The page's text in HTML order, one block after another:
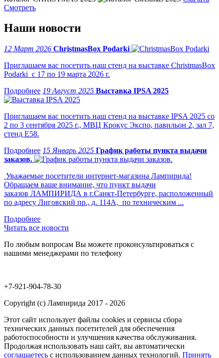
Смотреть
Наши новости
12 Март 2026 ChristmasBox Podarki
Приглашаем вас посетить наш стенд на выставке ChristmasBox
Podarki с 17 по 19 марта 2026 г.
19 Август 2025 Выставка IPSA 2025
Приглашаем вас посетить наш стенд на выставке IPSA 2025 со
2 по 3 сентября 2025 г., МВЦ Крокус Экспо, павильон 2, зал 7,
стенд Е58.
15 Январь 2025 График работы пункта выдачи
заказов.
Уважаемые посетители интернет-магазина Лампирида!
Обращаем ваше внимание, что пункт выдачи
заказов ЛАМПИРИДА в г.Санкт-Петербурге, расположенный
по адресу Лиговский пр., д. 114А, по техническим ...
Читать все новости
По любым вопросам Вы можете проконсультироваться с
нашими менеджерами по телефону
+7-921-904-78-30
Copyright (c) Лампирида 2017 - 2026
Этот сайт использует файлы cookies и сервисы сбора
технических данных посетителей для обеспечения
работоспособности и улучшения качества обслуживания.
Продолжая использовать наш сайт, вы автоматически
соглашаетесь с использованием данных технологий. Принять